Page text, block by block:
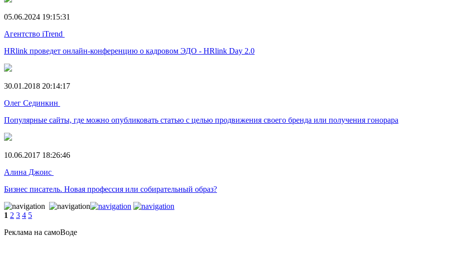
05.06.2024 19:15:31
Агентство iTrend
HRlink проведет онлайн-конференцию о кадровом ЭДО - HRlink Day 2.0
30.01.2018 20:14:17
Олег Сединкин
Популярные сайты, где можно опубликовать статью с целью продвижения своего бренда или получения гонорара
10.06.2017 18:26:46
Алина Джоис
Бизнес писатель. Новая профессия или собирательный образ?
1 2 3 4 5
Реклама на самоВоде